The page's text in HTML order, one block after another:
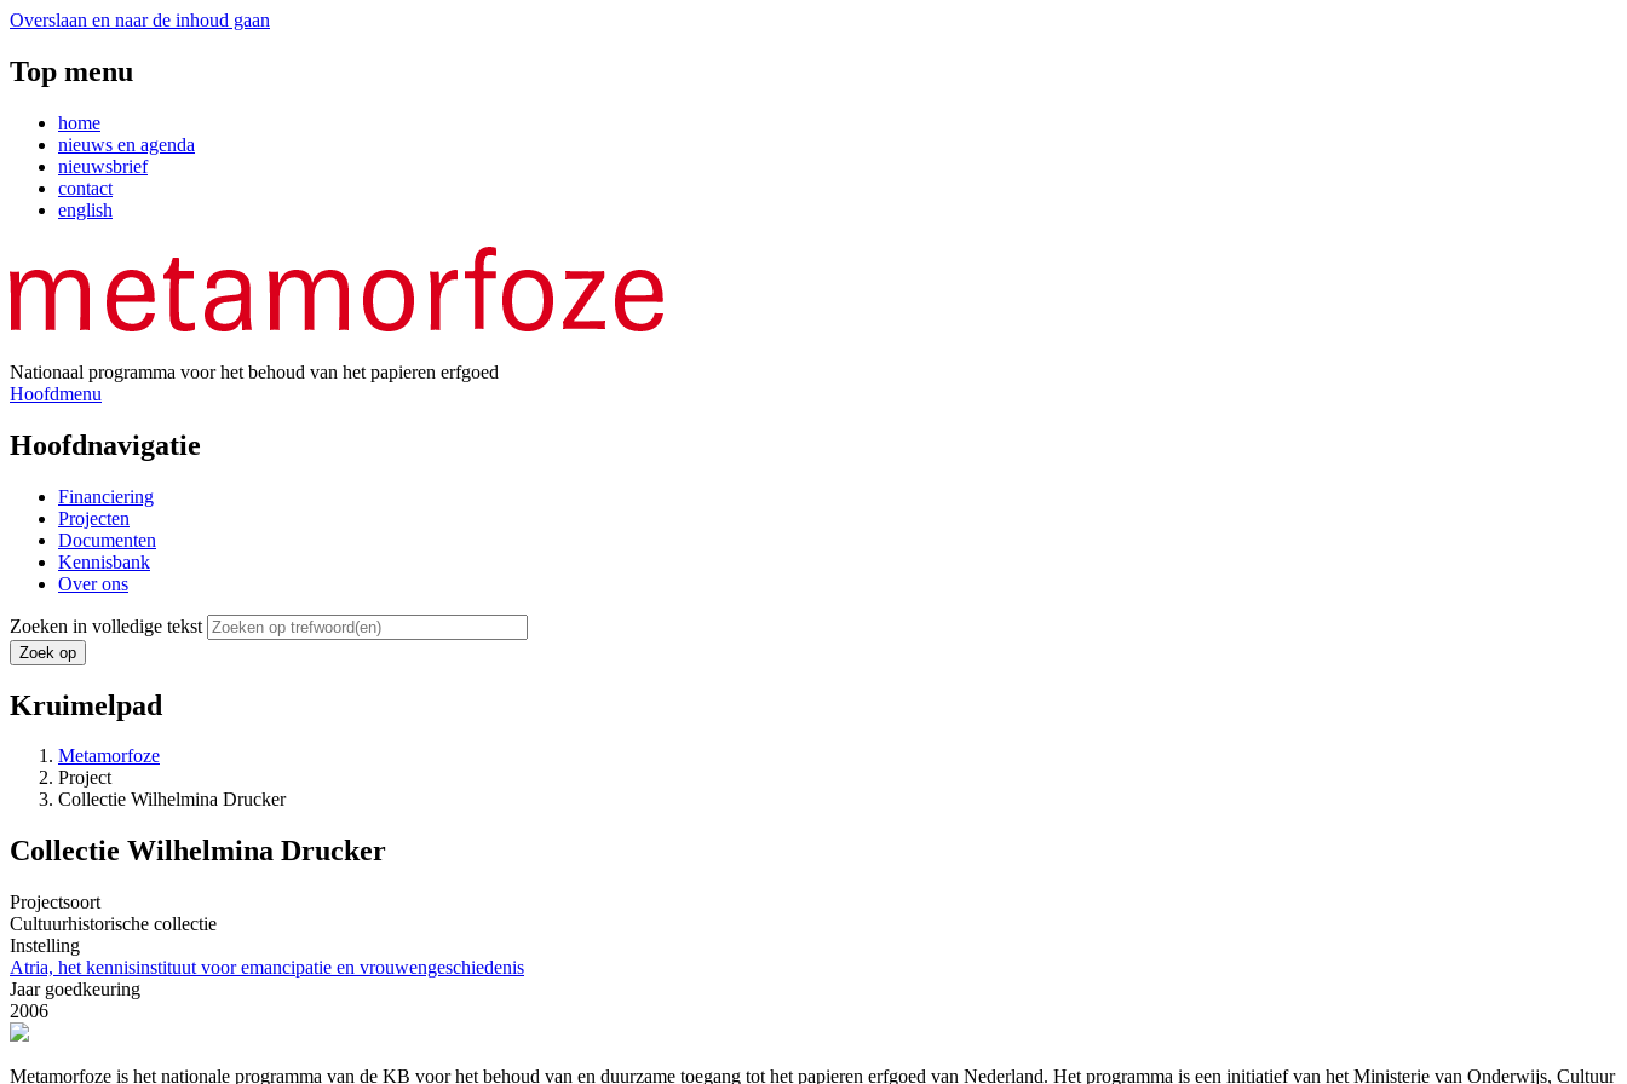
Overslaan en naar de inhoud gaan
Top menu
home
nieuws en agenda
nieuwsbrief
contact
english
Nationaal programma voor het behoud van het papieren erfgoed
Hoofdmenu
Hoofdnavigatie
Financiering
Projecten
Documenten
Kennisbank
Over ons
Zoeken in volledige tekst
Kruimelpad
Metamorfoze
Project
Collectie Wilhelmina Drucker
Collectie Wilhelmina Drucker
Projectsoort
Cultuurhistorische collectie
Instelling
Atria, het kennisinstituut voor emancipatie en vrouwengeschiedenis
Jaar goedkeuring
2006
Metamorfoze is het nationale programma van de KB voor het behoud van en duurzame toegang tot het papieren erfgoed van Nederland. Het programma is een initiatief van het Ministerie van Onderwijs, Cultuur